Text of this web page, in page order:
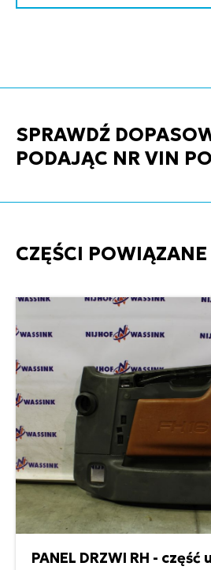
SPRAWDŹ
PODAJĄC NR VIN
CZĘŚCI POWIĄZANE
500,00 zł
PANEL DRZWI RH - część